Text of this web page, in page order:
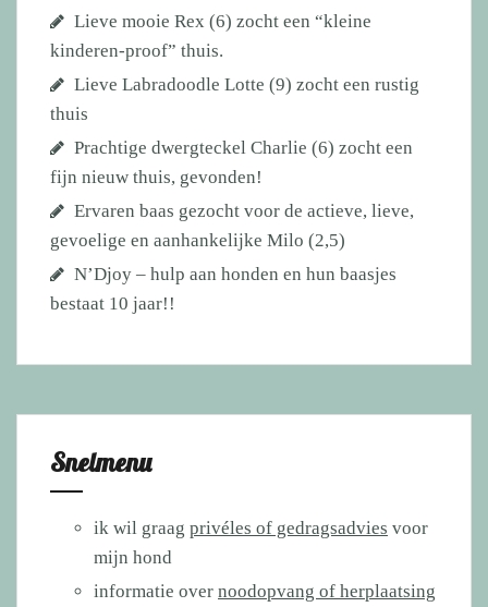
Lieve mooie Rex (6) zocht een “kleine
kinderen-proof” thuis.
Lieve Labradoodle Lotte (9) zocht een rustig
thuis
Prachtige dwergteckel Charlie (6) zocht een
fijn nieuw thuis, gevonden!
Ervaren baas gezocht voor de actieve, lieve,
gevoelige en aanhankelijke Milo (2,5)
N’Djoy – hulp aan honden en hun baasjes
bestaat 10 jaar!!
Snelmenu
ik wil graag privéles of gedragsadvies voor
mijn hond
informatie over noodopvang of herplaatsing